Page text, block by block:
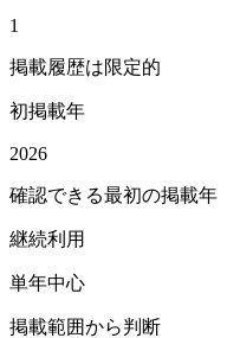
1
掲載履歴は限定的
初掲載年
2026
確認できる最初の掲載年
継続利用
単年中心
掲載範囲から判断